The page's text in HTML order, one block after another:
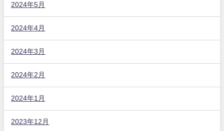
2024年5月
2024年4月
2024年3月
2024年2月
2024年1月
2023年12月